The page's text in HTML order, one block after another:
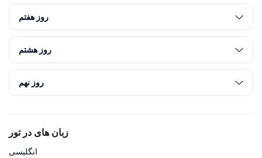
روز هفتم
روز هشتم
روز نهم
زبان های در تور
انگلیسی